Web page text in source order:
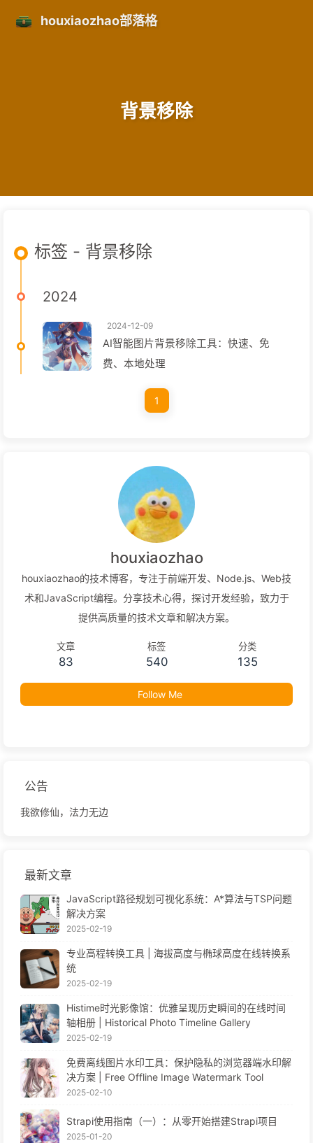
houxiaozhao部落格
背景移除
标签 - 背景移除
2024
2024-12-09
AI智能图片背景移除工具：快速、免
费、本地处理
1
houxiaozhao
houxiaozhao的技术博客，专注于前端开发、Node.js、Web技
术和JavaScript编程。分享技术心得，探讨开发经验，致力于
提供高质量的技术文章和解决方案。
文章
83
标签
540
分类
135
Follow Me
公告
我欲修仙，法力无边
最新文章
JavaScript路径规划可视化系统：A*算法与TSP问题
解决方案
2025-02-19
专业高程转换工具 | 海拔高度与椭球高度在线转换系
统
2025-02-19
Histime时光影像馆：优雅呈现历史瞬间的在线时间
轴相册 | Historical Photo Timeline Gallery
2025-02-19
免费离线图片水印工具：保护隐私的浏览器端水印解
决方案 | Free Offline Image Watermark Tool
2025-02-10
Strapi使用指南（一）：从零开始搭建Strapi项目
2025-01-20